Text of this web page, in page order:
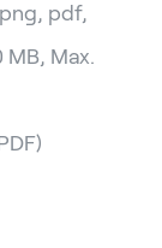
pdf,
Max.